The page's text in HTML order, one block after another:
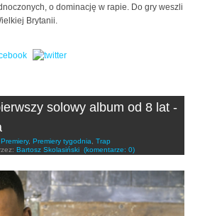
o dominację w rapie. Do gry weszli
Brytanii.
solowy album od 8 lat -
Premiery, Premiery tygodnia, Trap
Bartosz Skolasiński (komentarze: 0)